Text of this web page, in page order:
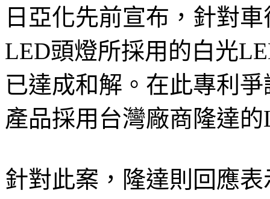
日亞化先前宣布，針對
LED頭燈所採用的白光
已達成和解。在此專利
產品採用台灣廠商隆達
針對此案，隆達則回應